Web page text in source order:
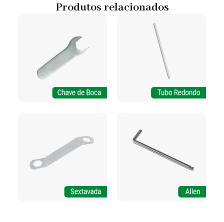
Produtos relacionados